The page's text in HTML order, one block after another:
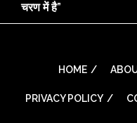
चरण में है”
HOME
PRIVACY POLICY